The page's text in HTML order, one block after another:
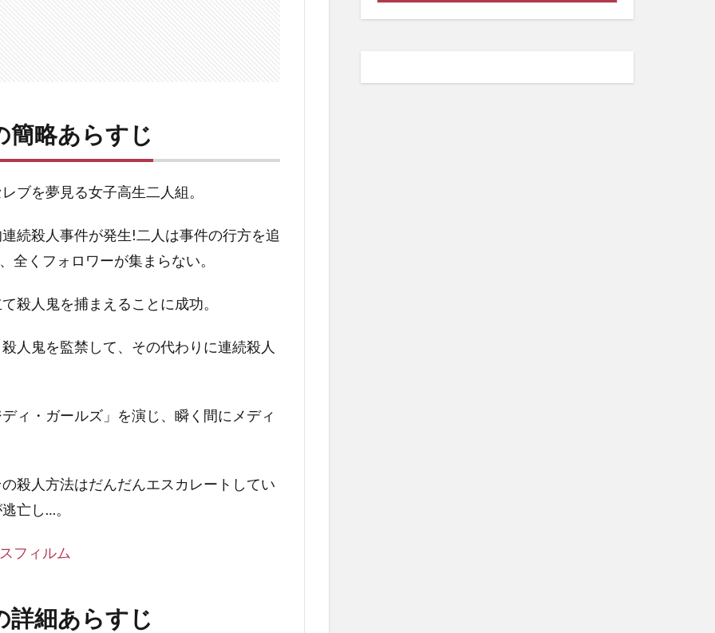
簡略あらすじ
ブを夢見る女子高生二人組。
続殺人事件が発生!二人は事件の行方を追
全くフォロワーが集まらない。
殺人鬼を捕まえることに成功。
人鬼を監禁して、その代わりに連続殺人
ィ・ガールズ」を演じ、瞬く間にメディ
殺人方法はだんだんエスカレートしてい
亡し…。
フィルム
詳細あらすじ